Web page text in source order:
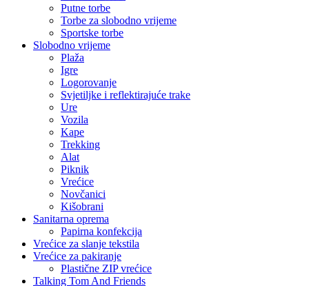
Putne torbe
Torbe za slobodno vrijeme
Sportske torbe
Slobodno vrijeme
Plaža
Igre
Logorovanje
Svjetiljke i reflektirajuće trake
Ure
Vozila
Kape
Trekking
Alat
Piknik
Vrećice
Novčanici
Kišobrani
Sanitarna oprema
Papirna konfekcija
Vrećice za slanje tekstila
Vrećice za pakiranje
Plastične ZIP vrećice
Talking Tom And Friends